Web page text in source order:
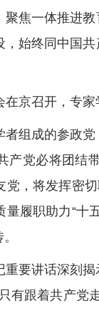
焦一体推进
始终同中国
召开，专家
成的参政党
产党必将团结
，将发挥密
履职助力“
讲话深刻揭
有跟着共产